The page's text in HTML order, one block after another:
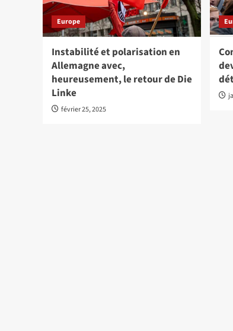
Europe
Instabilité et polarisation en
Allemagne avec,
heureusement, le retour de Die
Linke
février 25, 2025